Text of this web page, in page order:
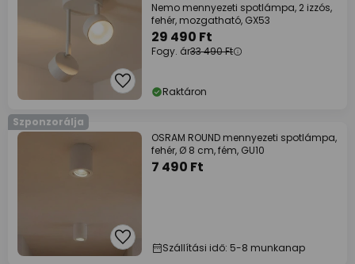
Nemo mennyezeti spotlámpa, 2 izzós,
fehér, mozgatható, GX53
29 490 Ft
Fogy. ár33 490 Ft
Raktáron
Szponzorálja
OSRAM ROUND mennyezeti spotlámpa,
fehér, Ø 8 cm, fém, GU10
7 490 Ft
Szállítási idő: 5-8 munkanap